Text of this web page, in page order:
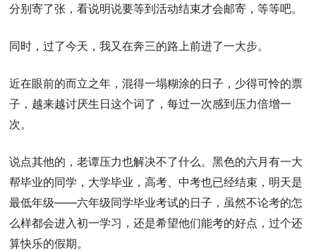
分别寄了张，看说明说要等到活动结束才会邮寄，等等吧。
同时，过了今天，我又在奔三的路上前进了一大步。
近在眼前的而立之年，混得一塌糊涂的日子，少得可怜的票
子，越来越讨厌生日这个词了，每过一次感到压力倍增一
次。
说点其他的，老谭压力也解决不了什么。黑色的六月有一大
帮毕业的同学，大学毕业，高考、中考也已经结束，明天是
最低年级——六年级同学毕业考试的日子，虽然不论考的怎
么样都会进入初一学习，还是希望他们能考的好点，过个还
算快乐的假期。